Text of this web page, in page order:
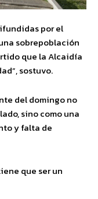
por el
sobrepoblación
que la Alcaidía
sostuvo.
del domingo no
sino como una
y falta de
que ser un